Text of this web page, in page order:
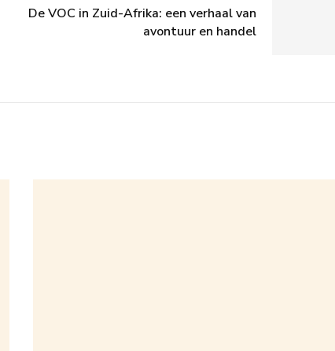
De VOC in Zuid-Afrika: een verhaal van
avontuur en handel